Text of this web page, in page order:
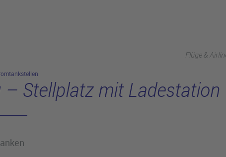
Flüge &
– Stellplatz mit Ladestation